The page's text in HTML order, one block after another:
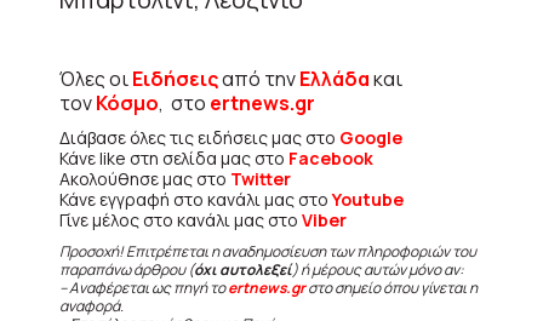
Όλες οιΕιδήσειςαπό τηνΕλλάδακαι
τονΚόσμο, στο ertnews.gr
Διάβασε όλες τις ειδήσεις μας στο Google
Κάνε like στη σελίδα μας στο Facebook
Ακολούθησε μας στο Twitter
Κάνε εγγραφή στο κανάλι μας στοYoutube
Γίνε μέλος στο κανάλι μας στο Viber
Προσοχή! Επιτρέπεται η αναδημοσίευση των πληροφοριών του
παραπάνω άρθρου (όχι αυτολεξεί) ή μέρους αυτών μόνο αν:
– Αναφέρεται ως πηγή τοertnews.grστο σημείο όπου γίνεται η
αναφορά.